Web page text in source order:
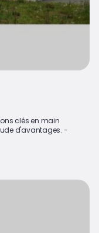
clés en main
d'avantages. -